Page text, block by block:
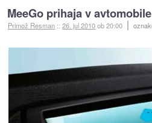
MeeGo prihaja v avtomobile
Primož Resman ::26. jul 2010ob 20:00